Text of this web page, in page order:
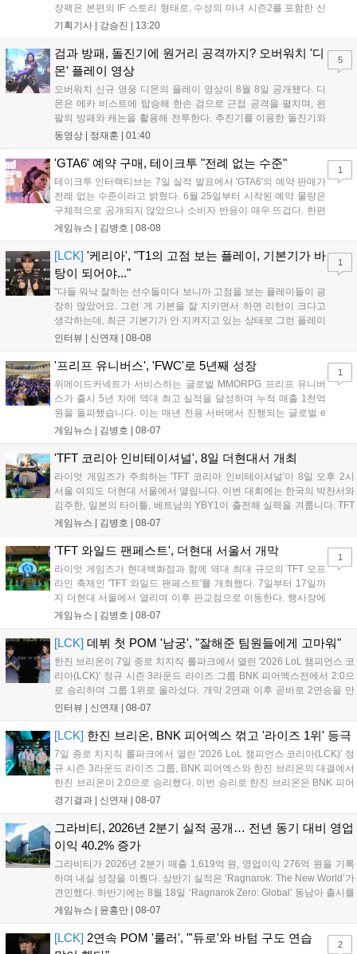
장팩은 본편의 IF 스토리 형태로, 수성의 마녀 시즌2를 포함한 신
규 참전작과 크로스오버 합체기를 선보이며 작품을 완결 짓는다.
하는 몰입감 있는 서사와 조합을 구현하며 시리즈의 미래를 향한
새로운 가능성을 제시했다....
기획기사 | 강승진 | 13:20
검과 방패, 돌진기에 원거리 공격까지? 오버워치 '디
몬' 플레이 영상
오버워치 신규 영웅 디몬의 플레이 영상이 8월 8일 공개됐다. 디
몬은 메카 비스트에 탑승해 한손 검으로 근접 공격을 펼치며, 왼
팔의 방패와 캐논을 활용해 전투한다. 추진기를 이용한 돌진기와
참격 형태의 궁극기를 보유했고, 메카 파괴 시 맨몸으로 기관총을
산의 영웅들 업데이트를 통해 정식 출시될 예정이다....
동영상 | 정재훈 | 01:40
5
'GTA6' 예약 구매, 테이크투 "전례 없는 수준"
테이크투 인터랙티브는 7일 실적 발표에서 'GTA6'의 예약 판매가
전례 없는 수준이라고 밝혔다. 6월 25일부터 시작된 예약 물량은
구체적으로 공개되지 않았으나 소비자 반응이 매우 뜨겁다. 한편
11월 19일 PS5와 Xbox 시리즈 X|S로 정식 출시될 예정이며, 록
상 'Grand Theft Auto VI: An Extended Look'을 최초 공개할 계획
이다....
게임뉴스 | 김병호 | 08-08
1
[LCK] '케리아', "T1의 고점 보는 플레이, 기본기가 바
탕이 되어야..."
"다들 워낙 잘하는 선수들이다 보니까 고점을 보는 플레이들이 굉
장히 많았어요. 그런 게 기본을 잘 지키면서 하면 리턴이 크다고
생각하는데, 최근 기본기가 안 지켜지고 있는 상태로 그런 플레이
를 추구하다 보니까 팀적으로 안 좋은 사고가 계속 많이 났던 것
LoL 챔피언스 코리아(LCK)'...
인터뷰 | 신연재 | 08-08
1
'프리프 유니버스', 'FWC'로 5년째 성장
위메이드커넥트가 서비스하는 글로벌 MMORPG 프리프 유니버
스가 출시 5년 차에 역대 최고 실적을 달성하며 누적 매출 1천억
원을 돌파했습니다. 이는 매년 전용 서버에서 진행되는 글로벌 e
스포츠 대회 FWC의 영향이 큽니다. FWC는 이용자가 동일한 조
은 전년 대비 매출과 이용자 지표가 대폭 상승하는 성과를 냈습니
FWC 그랜드 파이널이 개최될 예정이며, 위메이드커넥트는 이를
통해 커뮤니티 중심의 장기 성장 모델을 지속할 방침입니다....
게임뉴스 | 김병호 | 08-07
1
'TFT 코리아 인비테이셔널', 8일 더현대서 개최
라이엇 게임즈가 주최하는 'TFT 코리아 인비테이셔널'이 8일 오후 2시
서울 여의도 더현대 서울에서 열립니다. 이번 대회에는 한국의 박찬서와
김주한, 일본의 타이틀, 베트남의 YBY1이 출전해 실력을 겨룹니다. TFT
는 소속팀 없이 개인 자격으로 참가하는 독특한 대회 구조를 가지며, 누
17일까지 이어지는 이번 행사는 신규 세트 체험과 공연 등 다양한 즐길
거리를 제공하며, 이후 현대백화점 판교점에서도 행사가 이어질 예정입
니다. 연말에는 라스베이거스 오픈이 개최됩니다....
게임뉴스 | 김병호 | 08-07
'TFT 와일드 팬페스트', 더현대 서울서 개막
라이엇 게임즈가 현대백화점과 함께 역대 최대 규모의 TFT 오프
라인 축제인 'TFT 와일드 팬페스트'를 개최했다. 7일부터 17일까
지 더현대 서울에서 열리며 이후 판교점으로 이동한다. 행사장에
는 체험, 스페셜, 무대 존이 마련됐으며 8일 오후 2시 인비테이셔
연 등 다채로운 일정이 준비되어 있다. 사전 예약은 조기 마감될
게임뉴스 | 김병호 | 08-07
1
[LCK] 데뷔 첫 POM '남궁', "잘해준 팀원들에게 고마워"
한진 브리온이 7일 종로 치지직 롤파크에서 열린 '2026 LoL 챔피언스 코
리아(LCK)' 정규 시즌 3라운드 라이즈 그룹 BNK 피어엑스전에서 2:0으
로 승리하며 그룹 1위로 올라섰다. 개막 2연패 이후 곧바로 2연승을 만
들어내면서 이어질 4라운드에 대한 기대감을 올렸다. 다음은 이날 데뷔
인터뷰 | 신연재 | 08-07
[LCK] 한진 브리온, BNK 피어엑스 꺾고 '라이즈 1위' 등극
7일 종로 치지직 롤파크에서 열린 '2026 LoL 챔피언스 코리아(LCK)' 정
규 시즌 3라운드 라이즈 그룹, BNK 피어엑스와 한진 브리온의 대결에서
한진 브리온이 2:0으로 승리했다. 이번 승리로 한진 브리온은 BNK 피어
엑스를 제치고 라이즈 그룹 1위로 올라섰다. 1세트, 한진 브리온이 '로머'
경기결과 | 신연재 | 08-07
그라비티, 2026년 2분기 실적 공개… 전년 동기 대비 영업
이익 40.2% 증가
그라비티가 2026년 2분기 매출 1,619억 원, 영업이익 276억 원을 기록
하며 내실 성장을 이뤘다. 상반기 실적은 ‘Ragnarok: The New World’가
견인했다. 하반기에는 8월 18일 ‘Ragnarok Zero: Global’ 동남아 출시를
시작으로 9월 3일 ‘달려라 헤베레케 EX’, 9월 22일 ‘갈바테인’ 등 다양한
이’ 출시가 예정돼 있으며, 2027년에는 ‘Ragnarok 3’ 등 대작을 글로벌
출시할 계획이다. 그라비티는 조인트벤처 설립과 라그나로크 에코 시스
게임뉴스 | 윤홍만 | 08-07
[LCK] 2연속 POM '룰러', "'듀로'와 바텀 구도 연습
2